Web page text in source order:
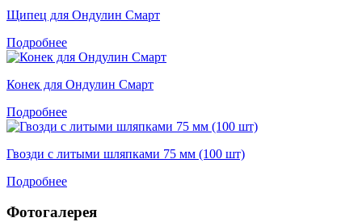
Щипец для Ондулин Смарт
Подробнее
Конек для Ондулин Смарт
Подробнее
Гвозди с литыми шляпками 75 мм (100 шт)
Подробнее
Фотогалерея